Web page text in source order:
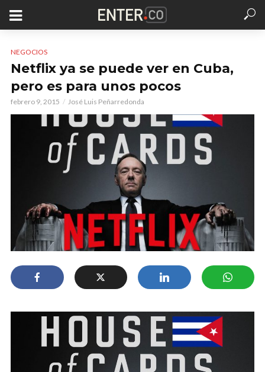
NEGOCIOS
Netflix ya se puede ver en Cuba,
pero es para unos pocos
febrero 9, 2015 José Luis Peñarredonda